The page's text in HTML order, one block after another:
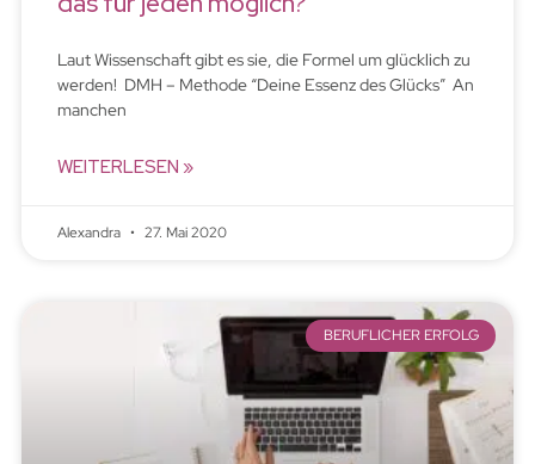
Laut Wissenschaft gibt es sie, die Formel um glücklich zu
werden! DMH – Methode “Deine Essenz des Glücks” An
manchen
WEITERLESEN »
Alexandra 27. Mai 2020
BERUFLICHER ERFOLG